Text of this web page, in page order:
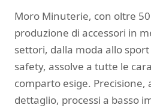
Moro Minuterie, con oltre
produzione di accessori in
settori, dalla moda allo
safety, assolve a tutte le
comparto esige. Precisione,
dettaglio, processi a basso